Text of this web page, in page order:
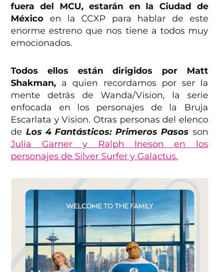
fuera del MCU, estarán en la Ciudad de
México en la CCXP para hablar de este
enorme estreno que nos tiene a todos muy
emocionados.
Todos ellos están dirigidos por Matt
Shakman, a quien recordamos por ser la
mente detrás de Wanda/Vision, la serie
enfocada en los personajes de la Bruja
Escarlata y Vision. Otras personas del elenco
de Los 4 Fantásticos: Primeros Pasos son
Julia Garner y Ralph Ineson en los
personajes de Silver Surfer y Galactus.